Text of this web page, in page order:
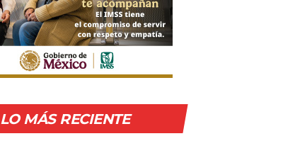
LO MÁS RECIENTE